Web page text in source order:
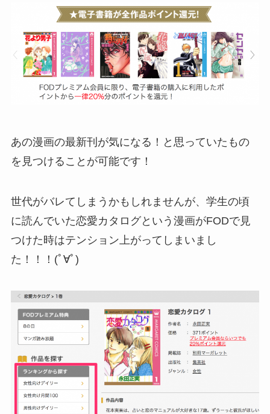
あの漫画の最新刊が気になる！と思っていたもの
を見つけることが可能です！
世代がバレてしまうかもしれませんが、学生の頃
に読んでいた恋愛カタログという漫画がFODで見
つけた時はテンション上がってしまいまし
た！！！(ﾟ∀ﾟ)